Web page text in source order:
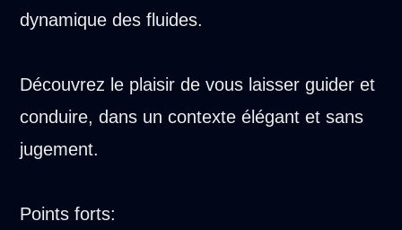
dynamique des fluides.
Découvrez le plaisir de vous laisser guider et
conduire, dans un contexte élégant et sans
jugement.
Points forts: